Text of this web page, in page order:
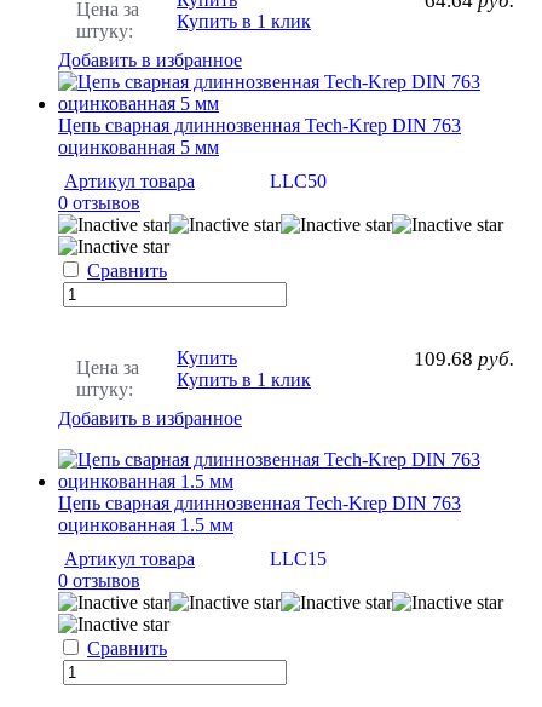
Цена за
штуку:
Купить в 1 клик
Добавить в избранное
Цепь сварная длиннозвенная Tech-Krep DIN 763
оцинкованная 5 мм
Артикул товара
LLC50
0 отзывов
Сравнить
Цена за
штуку:
109.68 руб.
Купить
Купить в 1 клик
Добавить в избранное
Цепь сварная длиннозвенная Tech-Krep DIN 763
оцинкованная 1.5 мм
Артикул товара
LLC15
0 отзывов
Сравнить